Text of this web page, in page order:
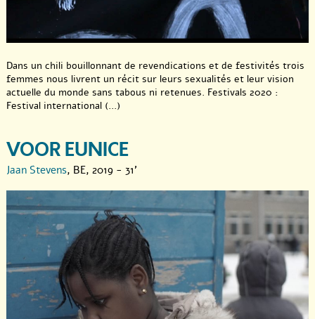
Dans un chili bouillonnant de revendications et de festivités trois
femmes nous livrent un récit sur leurs sexualités et leur vision
actuelle du monde sans tabous ni retenues. Festivals 2020 :
Festival international (...)
VOOR EUNICE
Jaan Stevens, BE, 2019 - 31'